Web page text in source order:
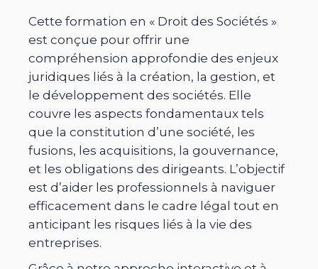
Cette formation en « Droit des Sociétés »
est conçue pour offrir une
compréhension approfondie des enjeux
juridiques liés à la création, la gestion, et
le développement des sociétés. Elle
couvre les aspects fondamentaux tels
que la constitution d’une société, les
fusions, les acquisitions, la gouvernance,
et les obligations des dirigeants. L’objectif
est d’aider les professionnels à naviguer
efficacement dans le cadre légal tout en
anticipant les risques liés à la vie des
entreprises.